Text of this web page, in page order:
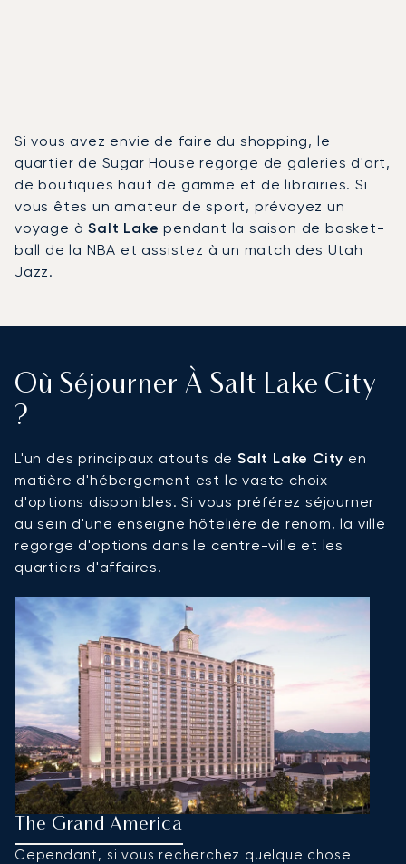
Si vous avez envie de faire du shopping, le
quartier de Sugar House regorge de galeries d'art,
de boutiques haut de gamme et de librairies. Si
vous êtes un amateur de sport, prévoyez un
voyage àSalt Lake pendant la saison de basket-
ball de la NBA et assistez à un match des Utah
Jazz.
Où Séjourner À Salt Lake City
?
L'un des principaux atouts de Salt Lake City en
matière d'hébergement est le vaste choix
d'options disponibles. Si vous préférez séjourner
au sein d'une enseigne hôtelière de renom, la ville
regorge d'options dans le centre-ville et les
quartiers d'affaires.
The Grand America
Cependant, si vous recherchez quelque chose